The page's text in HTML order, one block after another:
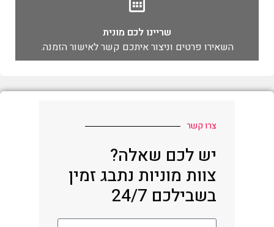
שריינו לכם מונית
השאירו פרטים וניצור איתכם קשר לאישור הזמנה.
צרו קשר
יש לכם שאלה?
צוות מוניות נתבג זמין
בשבילכם 24/7